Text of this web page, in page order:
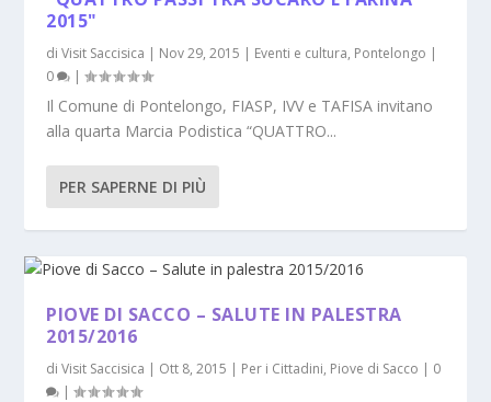
2015"
diVisit Saccisica | Nov 29, 2015 | Eventi e cultura, Pontelongo |
0
|
Il Comune di Pontelongo, FIASP, IVV e TAFISA invitano
alla quarta Marcia Podistica “QUATTRO...
PER SAPERNE DI PIÙ
PIOVE DI SACCO – SALUTE IN PALESTRA
2015/2016
diVisit Saccisica | Ott 8, 2015 | Per i Cittadini, Piove di Sacco | 0
|